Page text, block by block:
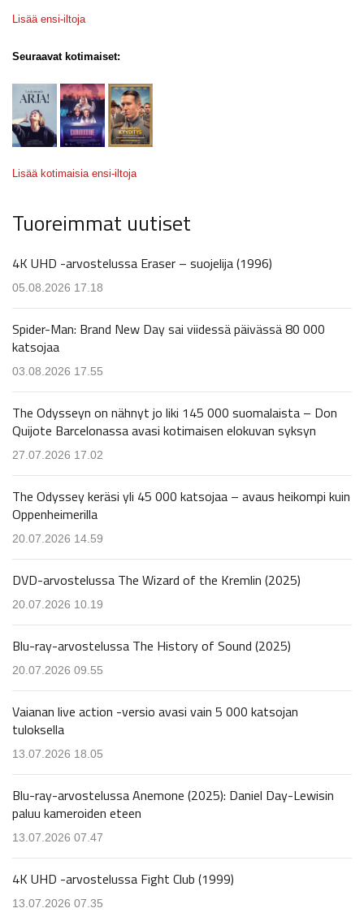
Lisää ensi-iltoja
Seuraavat kotimaiset:
Lisää kotimaisia ensi-iltoja
Tuoreimmat uutiset
4K UHD -arvostelussa Eraser – suojelija (1996)
05.08.2026 17.18
Spider-Man: Brand New Day sai viidessä päivässä 80 000
katsojaa
03.08.2026 17.55
The Odysseyn on nähnyt jo liki 145 000 suomalaista – Don
Quijote Barcelonassa avasi kotimaisen elokuvan syksyn
27.07.2026 17.02
The Odyssey keräsi yli 45 000 katsojaa – avaus heikompi kuin
Oppenheimerilla
20.07.2026 14.59
DVD-arvostelussa The Wizard of the Kremlin (2025)
20.07.2026 10.19
Blu-ray-arvostelussa The History of Sound (2025)
20.07.2026 09.55
Vaianan live action -versio avasi vain 5 000 katsojan
tuloksella
13.07.2026 18.05
Blu-ray-arvostelussa Anemone (2025): Daniel Day-Lewisin
paluu kameroiden eteen
13.07.2026 07.47
4K UHD -arvostelussa Fight Club (1999)
13.07.2026 07.35